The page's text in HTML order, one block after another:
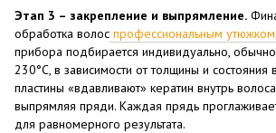
Этап 3 – закрепление и выпрямление.
обработка волос профессиональным утюжком.
прибора подбирается индивидуально,
230°C, в зависимости от толщины и состояния
пластины «вдавливают» кератин внутрь
выпрямляя пряди. Каждая прядь
для равномерного результата.